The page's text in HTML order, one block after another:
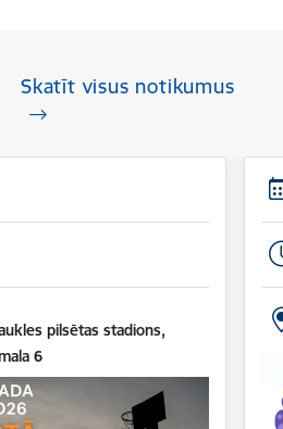
Skatīt visus notikumus
pilsētas stadions,
6